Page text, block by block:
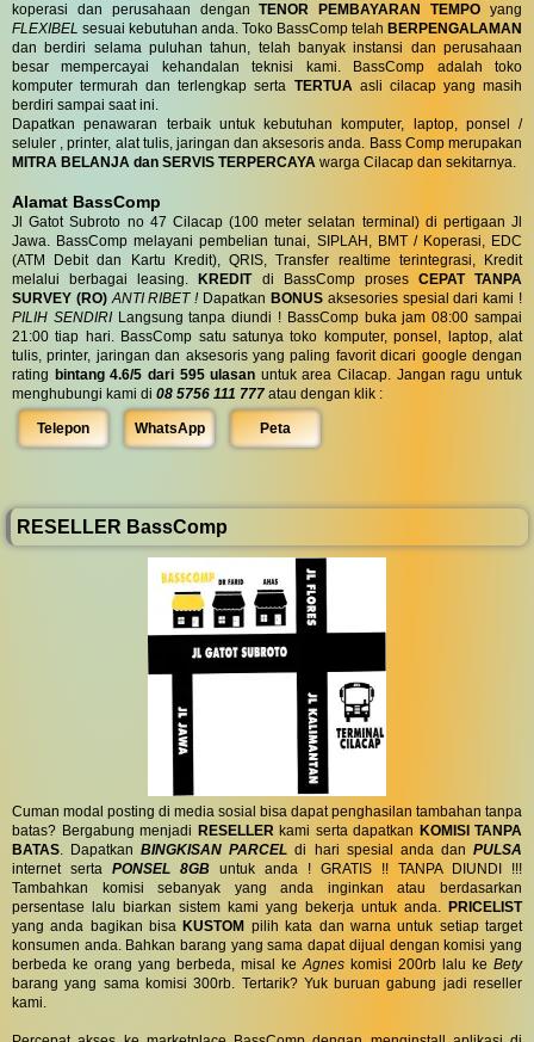
koperasi dan perusahaan denganTENOR PEMBAYARAN TEMPO yang
FLEXIBEL sesuai kebutuhan anda. Toko BassComp telah BERPENGALAMAN
dan berdiri selama puluhan tahun, telah banyak instansi dan perusahaan
besar mempercayai kehandalan teknisi kami. BassComp adalah toko
komputer termurah dan terlengkap serta TERTUAasli cilacap yang masih
berdiri sampai saat ini.
Dapatkan penawaran terbaik untuk kebutuhan komputer, laptop, ponsel /
seluler , printer, alat tulis, jaringan dan aksesoris anda. Bass Comp merupakan
MITRA BELANJA dan SERVIS TERPERCAYA warga Cilacap dan sekitarnya.
Alamat BassComp
Jl Gatot Subroto no 47 Cilacap (100 meter selatan terminal) di pertigaan Jl
Jawa. BassComp melayani pembelian tunai, SIPLAH, BMT / Koperasi, EDC
(ATM Debit dan Kartu Kredit), QRIS, Transfer realtime terintegrasi, Kredit
melalui berbagai leasing.
KREDITdi BassComp proses CEPAT TANPA
SURVEY (RO) ANTI RIBET !Dapatkan BONUSaksesories spesial dari kami !
PILIH SENDIRILangsung tanpa diundi ! BassComp buka jam 08:00 sampai
21:00 tiap hari. BassComp satu satunya toko komputer, ponsel, laptop, alat
tulis, printer, jaringan dan aksesoris yang paling favorit dicari google dengan
rating bintang 4.6/5 dari 595 ulasan untuk area Cilacap. Jangan ragu untuk
menghubungi kami di 08 5756 111 777 atau dengan klik :
Telepon WhatsApp Peta
RESELLER BassComp
Cuman modal posting di media sosial bisa dapat penghasilan tambahan tanpa
batas? Bergabung menjadi RESELLERkami serta dapatkan KOMISI TANPA
BATAS. DapatkanBINGKISAN PARCEL di hari spesial anda danPULSA
internet serta PONSEL 8GB untuk anda ! GRATIS !! TANPA DIUNDI !!!
Tambahkan komisi sebanyak yang anda inginkan atau berdasarkan
persentase lalu biarkan sistem kami yang bekerja untuk anda. PRICELIST
yang anda bagikan bisa KUSTOM pilih kata dan warna untuk setiap target
konsumen anda. Bahkan barang yang sama dapat dijual dengan komisi yang
berbeda ke orang yang berbeda, misal keAgnes komisi 200rb lalu ke Bety
barang yang sama komisi 300rb. Tertarik? Yuk buruan gabung jadi reseller
kami.